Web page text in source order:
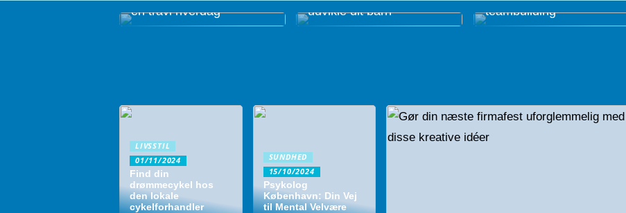
en travl hverdag
udvikle dit barn
teambuilding
LIVSSTIL
01/11/2024
Find din
drømmecykel hos
den lokale
cykelforhandler
SUNDHED
15/10/2024
Psykolog
København: Din Vej
til Mental Velvære